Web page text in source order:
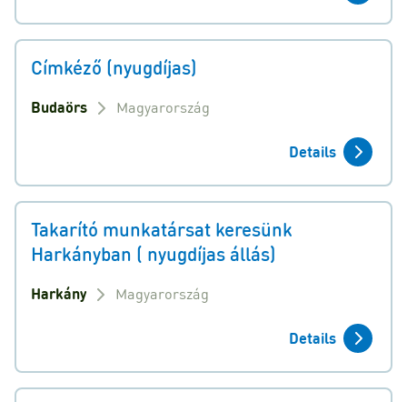
Címkéző (nyugdíjas)
Budaörs Magyarország
Details
Takarító munkatársat keresünk
Harkányban ( nyugdíjas állás)
Harkány Magyarország
Details